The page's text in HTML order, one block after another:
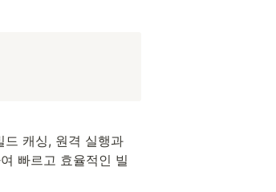
드 캐싱, 원격 실행과
빠르고 효율적인 빌